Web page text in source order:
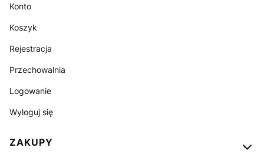
Konto
Koszyk
Rejestracja
Przechowalnia
Logowanie
Wyloguj się
ZAKUPY